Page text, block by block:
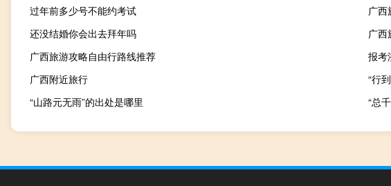
过年前多少号不能约考试
广西
还没结婚你会出去拜年吗
广西
广西旅游攻略自由行路线推荐
报考
广西附近旅行
“行
“山路元无雨”的出处是哪里
“总